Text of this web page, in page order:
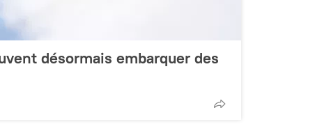
désormais embarquer des